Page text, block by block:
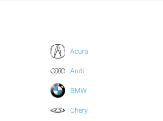
Acura
Audi
BMW
Chery